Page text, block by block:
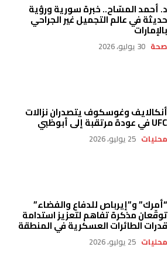
د. أحمد المسّاح.. خبرة سورية ورؤية
حديثة في عالم التجميل غير الجراحي
بالإمارات
صحة 30 يوليو، 2026
أنكالايف وغوسكوف يتصدران نزالات
UFC في عودة مرتقبة إلى أبوظبي
محليات 25 يوليو، 2026
“أمرك” و”إيرباص للدفاع والفضاء”
توقّعان مذكرة تفاهم لتعزيز استدامة
قدرات الطائرات العسكرية في المنطقة
محليات 25 يوليو، 2026